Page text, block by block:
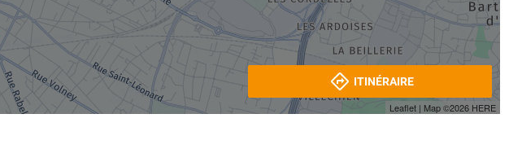
Leaflet | Map ©2026 HERE
ITINÉRAIRE